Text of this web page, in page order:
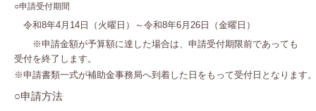
○申請受付期間
令和8年4月14日（火曜日）～令和8年6月26日（金曜日）
※申請金額が予算額に達した場合は、申請受付期限前であっても
受付を終了します。
※申請書類一式が補助金事務局へ到着した日をもって受付日となります
○申請方法